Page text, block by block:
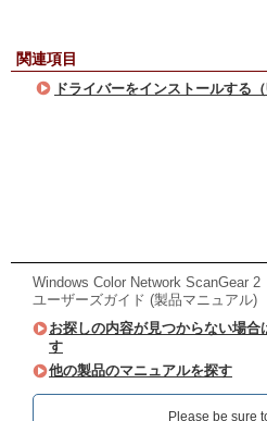
関連項目
ドライバーをインストールする（
Windows Color Network ScanGear 2
ユーザーズガイド (製品マニュアル)
お探しの内容が見つからない場合
す
他の製品のマニュアルを探す
Please be sure